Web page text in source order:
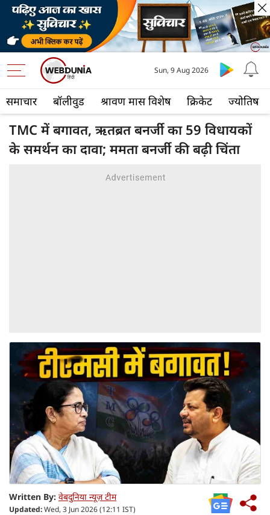
समाचार बॉलीवुड श्रावण मास विशेष क्रिकेट ज्योतिष
Sun, 9 Aug 2026
TMC में बगावत, ऋतब्रत बनर्जी का 59 विधायकों
के समर्थन का दावा; ममता बनर्जी की बढ़ी चिंता
Written By: वेबदुनिया न्यूज़ टीम
Updated:Wed, 3 Jun 2026 (12:11 IST)